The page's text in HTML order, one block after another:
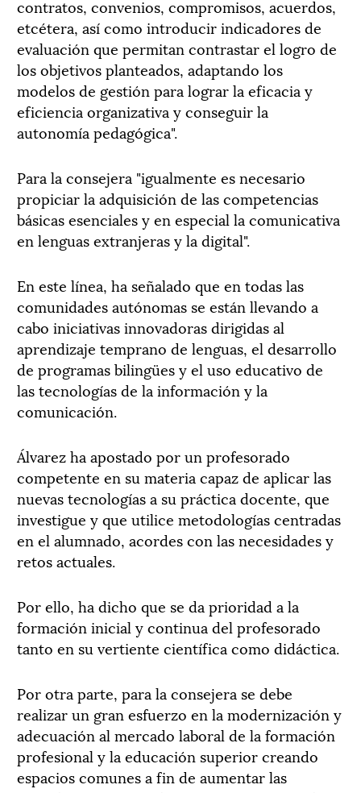
contratos, convenios, compromisos, acuerdos,
etcétera, así como introducir indicadores de
evaluación que permitan contrastar el logro de
los objetivos planteados, adaptando los
modelos de gestión para lograr la eficacia y
eficiencia organizativa y conseguir la
autonomía pedagógica".
Para la consejera "igualmente es necesario
propiciar la adquisición de las competencias
básicas esenciales y en especial la comunicativa
en lenguas extranjeras y la digital".
En este línea, ha señalado que en todas las
comunidades autónomas se están llevando a
cabo iniciativas innovadoras dirigidas al
aprendizaje temprano de lenguas, el desarrollo
de programas bilingües y el uso educativo de
las tecnologías de la información y la
comunicación.
Álvarez ha apostado por un profesorado
competente en su materia capaz de aplicar las
nuevas tecnologías a su práctica docente, que
investigue y que utilice metodologías centradas
en el alumnado, acordes con las necesidades y
retos actuales.
Por ello, ha dicho que se da prioridad a la
formación inicial y continua del profesorado
tanto en su vertiente científica como didáctica.
Por otra parte, para la consejera se debe
realizar un gran esfuerzo en la modernización y
adecuación al mercado laboral de la formación
profesional y la educación superior creando
espacios comunes a fin de aumentar las